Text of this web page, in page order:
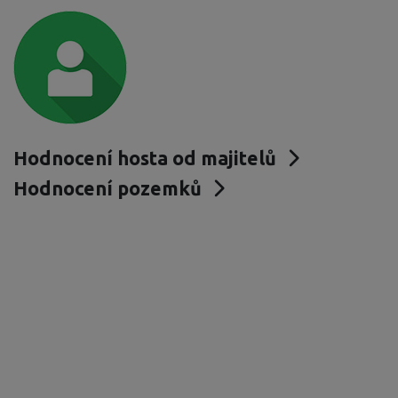
Hodnocení hosta od majitelů
Hodnocení pozemků